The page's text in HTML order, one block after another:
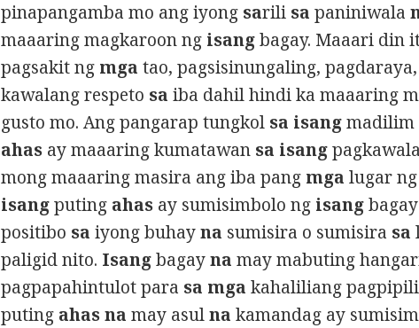
pinapangamba mo ang iyong sarili sa paniniwala
maaaring magkaroon ng isangbagay. Maaari din
pagsakit ng mga tao, pagsisinungaling,
kawalang respeto sa iba dahil hindi ka maaaring
gusto mo. Ang pangarap tungkol sa isangmadilim
ahas ay maaaring kumatawan sa isang
mong maaaring masira ang iba pang mga lugar
isangputing ahas ay sumisimbolo ng isang
positibo sa iyong buhayna sumisira o sumisira sa
paligid nito. Isangbagayna may mabuting
pagpapahintulot para sa mga kahaliliang
puting ahas na may asulna kamandag ay